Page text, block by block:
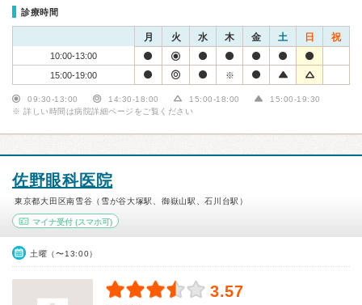
診療時間
月 火 水 木 金 土 日 祝
10:00-13:00
15:00-19:00
※
09:30-13:00 14:30-18:00 15:00-18:00
15:00-19:30
※ 詳しい時間は病院詳細ページをご覧ください
佐野眼科医院
東京都大田区南雪谷（雪が谷大塚駅、御嶽山駅、石川台駅）
マイナ受付 (スマホ可)
土曜（〜13:00）
3.57